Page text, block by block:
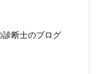
診断士のブログ